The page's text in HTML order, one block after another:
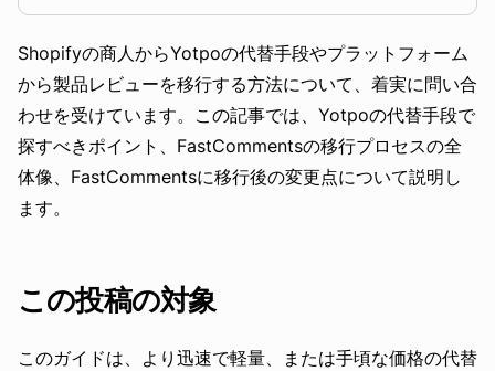
Shopifyの商人からYotpoの代替手段やプラットフォーム
から製品レビューを移行する方法について、着実に問い合
わせを受けています。この記事では、Yotpoの代替手段で
探すべきポイント、FastCommentsの移行プロセスの全
体像、FastCommentsに移行後の変更点について説明し
ます。
この投稿の対象
このガイドは、より迅速で軽量、または手頃な価格の代替